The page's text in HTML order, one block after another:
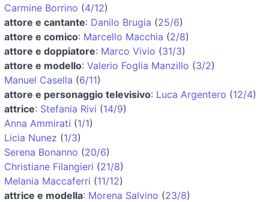
Carmine Borrino (4/12)
attore e cantante: Danilo Brugia (25/6)
attore e comico: Marcello Macchia (2/8)
attore e doppiatore: Marco Vivio (31/3)
attore e modello: Valerio Foglia Manzillo (3/2)
Manuel Casella (6/11)
attore e personaggio televisivo: Luca Argentero (12/4)
attrice: Stefania Rivi (14/9)
Anna Ammirati (1/1)
Licia Nunez (1/3)
Serena Bonanno (20/6)
Christiane Filangieri (21/8)
Melania Maccaferri (11/12)
attrice e modella: Morena Salvino (23/8)